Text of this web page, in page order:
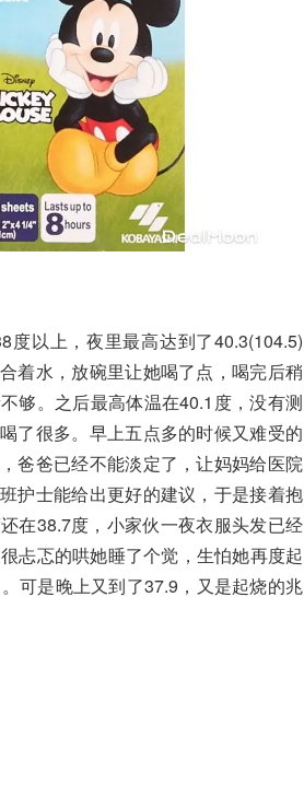
以上，夜里最高达到了40.3(104.5)
着水，放碗里让她喝了点，喝完后稍
够。之后最高体温在40.1度，没有测
了很多。早上五点多的时候又难受的
爸爸已经不能淡定了，让妈妈给医院
护士能给出更好的建议，于是接着抱
在38.7度，小家伙一夜衣服头发已经
忐忑的哄她睡了个觉，生怕她再度起
可是晚上又到了37.9，又是起烧的兆